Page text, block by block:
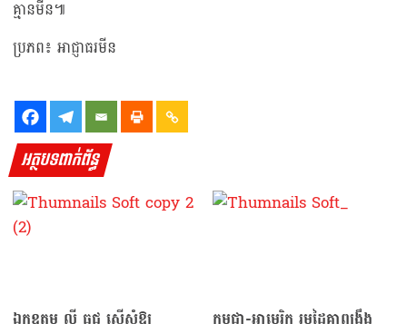
គ្មានមីន៕
ប្រភព៖ អាជ្ញាធរមីន
អត្ថបទពាក់ព័ន្ធ